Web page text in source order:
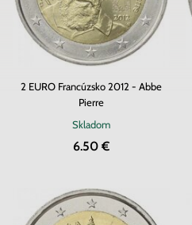
2 EURO Francúzsko 2012 - Abbe
Pierre
Skladom
6.50 €